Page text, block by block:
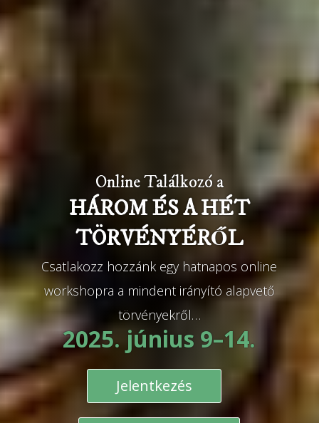
Online Találkozó a
HÁROM ÉS A HÉT
TÖRVÉNYÉRŐL
Csatlakozz hozzánk egy hatnapos online
workshopra a mindent irányító alapvető
törvényekről…
2025. június 9–14.
Jelentkezés